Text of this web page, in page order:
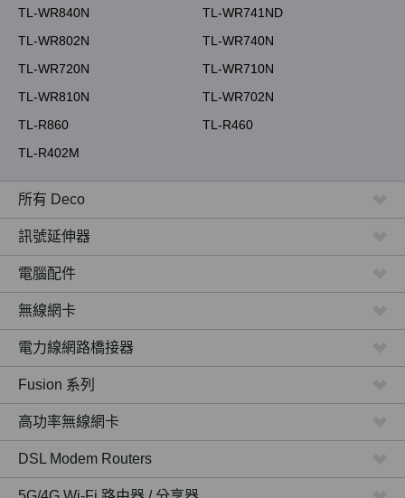
TL-WR840N
TL-WR741ND
TL-WR802N
TL-WR740N
TL-WR720N
TL-WR710N
TL-WR810N
TL-WR702N
TL-R860
TL-R460
TL-R402M
所有 Deco
訊號延伸器
電腦配件
無線網卡
電力線網路橋接器
Fusion 系列
高功率無線網卡
DSL Modem Routers